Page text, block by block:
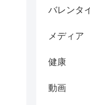
バレンタ
メディア
健康
動画